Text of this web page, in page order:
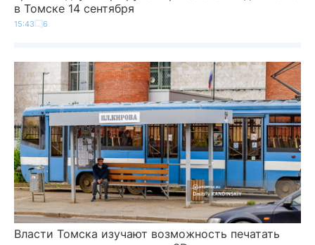
в Томске 14 сентября
15:43 6
Власти Томска изучают возможность печатать